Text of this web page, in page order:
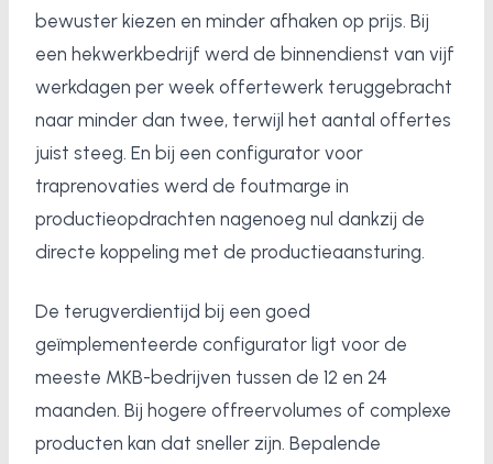
bewuster kiezen en minder afhaken op prijs. Bij
een hekwerkbedrijf werd de binnendienst van vijf
werkdagen per week offertewerk teruggebracht
naar minder dan twee, terwijl het aantal offertes
juist steeg. En bij een configurator voor
traprenovaties werd de foutmarge in
productieopdrachten nagenoeg nul dankzij de
directe koppeling met de productieaansturing.
De terugverdientijd bij een goed
geïmplementeerde configurator ligt voor de
meeste MKB-bedrijven tussen de 12 en 24
maanden. Bij hogere offreervolumes of complexe
producten kan dat sneller zijn. Bepalende